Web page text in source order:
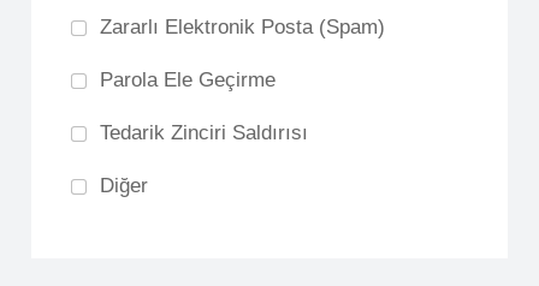
Zararlı Elektronik Posta (Spam)
Parola Ele Geçirme
Tedarik Zinciri Saldırısı
Diğer